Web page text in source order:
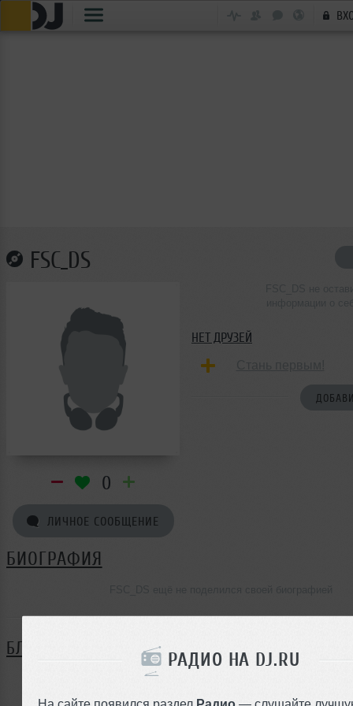
РАДИО НА DJ.RU
На сайте появился раздел Радио — слушайте
FSC_DS
0
ЛИЧНОЕ СООБЩЕНИЕ
НЕТ ДРУЗЕЙ
БИОГРАФИЯ
БЛОГ